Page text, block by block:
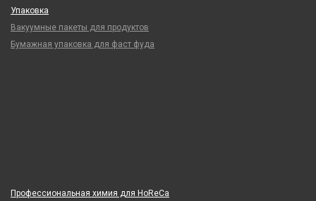
Упаковка
Вакуумные пакеты для продуктов
Бумажная упаковка для фаст фуда
Профессиональная химия для HoReCa